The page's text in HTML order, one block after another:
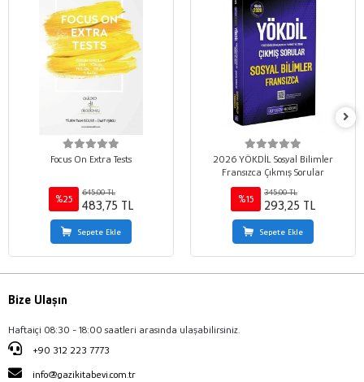
Focus On Extra Tests
%25
645,00 TL
483,75 TL
Sepete Ekle
2026 YÖKDİL Sosyal Bilimler
Fransızca Çıkmış Sorular
%15
345,00 TL
293,25 TL
Sepete Ekle
Bize Ulaşın
Haftaiçi 08:30 - 18:00 saatleri arasında ulaşabilirsiniz.
+90 312 223 7773
info@gazikitabevi.com.tr